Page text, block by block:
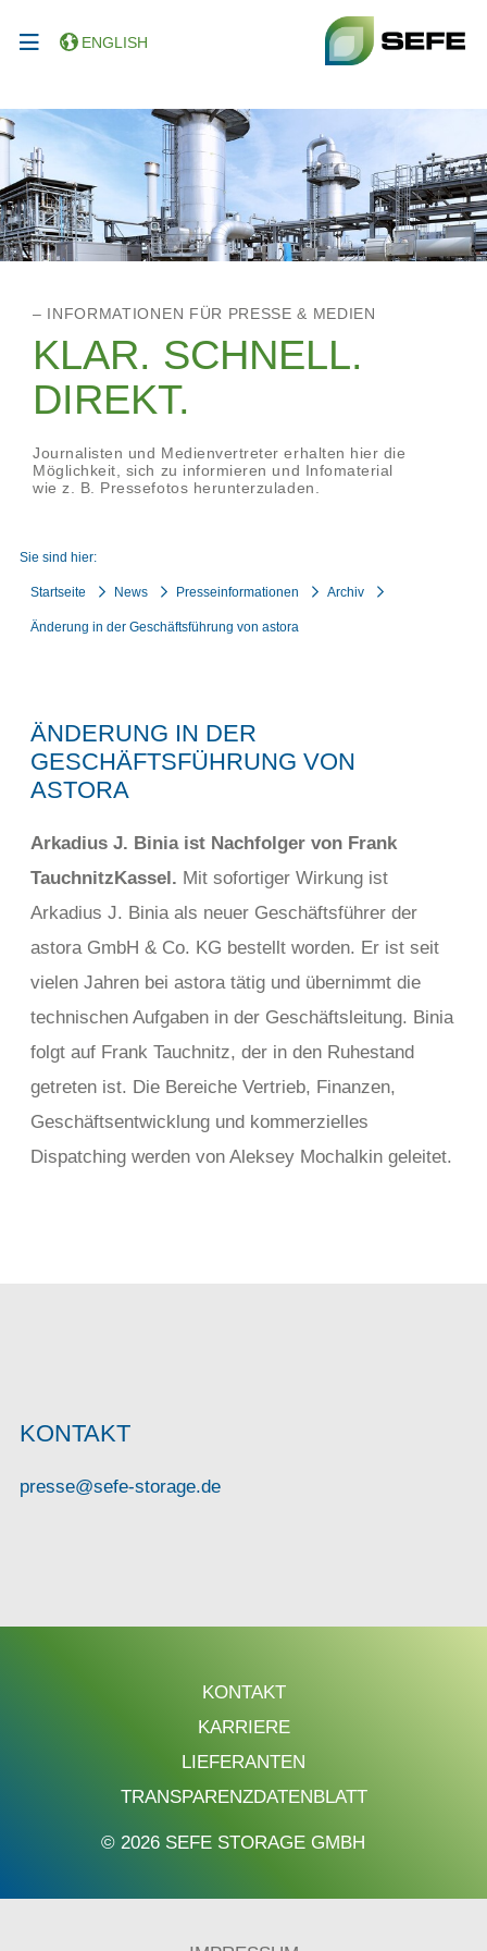
ENGLISH
– INFORMATIONEN FÜR PRESSE & MEDIEN
KLAR. SCHNELL.
DIREKT.
Journalisten und Medienvertreter erhalten hier die
Möglichkeit, sich zu informieren und Infomaterial
wie z. B. Pressefotos herunterzuladen.
Sie sind hier:
Startseite News Presseinformationen Archiv
Änderung in der Geschäftsführung von astora
ÄNDERUNG IN DER
GESCHÄFTSFÜHRUNG VON
ASTORA
Arkadius J. Binia ist Nachfolger von Frank
TauchnitzKassel. Mit sofortiger Wirkung ist
Arkadius J. Binia als neuer Geschäftsführer der
astora GmbH & Co. KG bestellt worden. Er ist seit
vielen Jahren bei astora tätig und übernimmt die
technischen Aufgaben in der Geschäftsleitung. Binia
folgt auf Frank Tauchnitz, der in den Ruhestand
getreten ist. Die Bereiche Vertrieb, Finanzen,
Geschäftsentwicklung und kommerzielles
Dispatching werden von Aleksey Mochalkin geleitet.
KONTAKT
presse@sefe-storage.de
KONTAKT
KARRIERE
LIEFERANTEN
TRANSPARENZDATENBLATT
© 2026 SEFE STORAGE GMBH